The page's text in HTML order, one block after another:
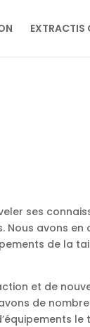
EXTRACTIS
ses
Nous avons
de la
et de
de
le